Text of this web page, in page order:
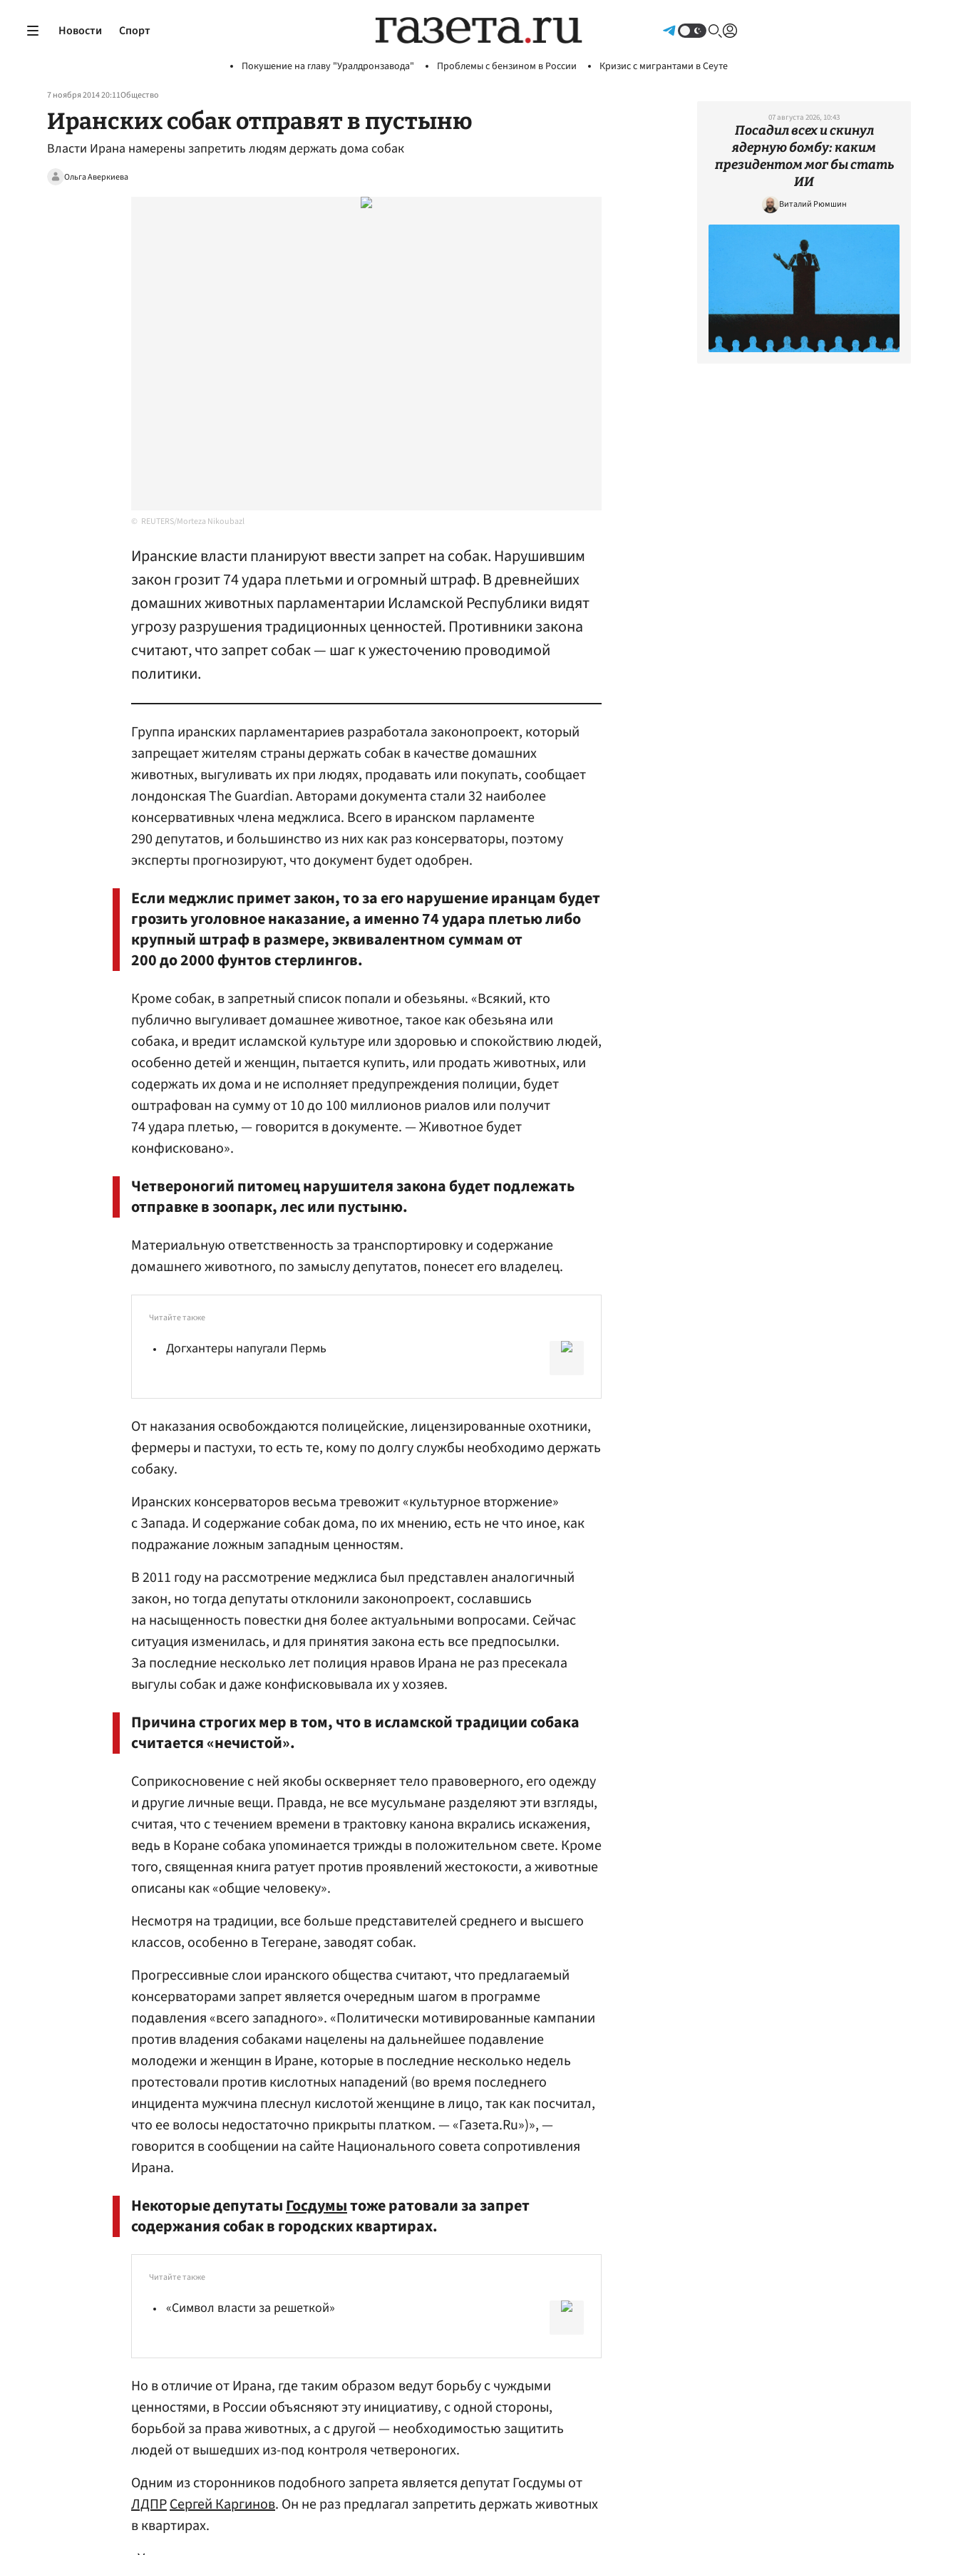
Новости Спорт
Покушение на главу "Уралдронзавода" Проблемы с бензином в России Кризис с мигрантами в Сеуте
7 ноября 2014 20:11Общество
Иранских собак отправят в пустыню
Власти Ирана намерены запретить людям держать дома собак
Ольга Аверкиева
REUTERS/Morteza Nikoubazl
Иранские власти планируют ввести запрет на собак. Нарушившим
закон грозит 74 удара плетьми и огромный штраф. В древнейших
домашних животных парламентарии Исламской Республики видят
угрозу разрушения традиционных ценностей. Противники закона
считают, что запрет собак — шаг к ужесточению проводимой
политики.
Группа иранских парламентариев разработала законопроект, который
запрещает жителям страны держать собак в качестве домашних
животных, выгуливать их при людях, продавать или покупать, сообщает
лондонская The Guardian. Авторами документа стали 32 наиболее
консервативных члена меджлиса. Всего в иранском парламенте
290 депутатов, и большинство из них как раз консерваторы, поэтому
эксперты прогнозируют, что документ будет одобрен.
Если меджлис примет закон, то за его нарушение иранцам будет
грозить уголовное наказание, а именно 74 удара плетью либо
крупный штраф в размере, эквивалентном суммам от
200 до 2000 фунтов стерлингов.
Кроме собак, в запретный список попали и обезьяны. «Всякий, кто
публично выгуливает домашнее животное, такое как обезьяна или
собака, и вредит исламской культуре или здоровью и спокойствию людей,
особенно детей и женщин, пытается купить, или продать животных, или
содержать их дома и не исполняет предупреждения полиции, будет
оштрафован на сумму от 10 до 100 миллионов риалов или получит
74 удара плетью, — говорится в документе. — Животное будет
конфисковано».
Четвероногий питомец нарушителя закона будет подлежать
отправке в зоопарк, лес или пустыню.
Материальную ответственность за транспортировку и содержание
домашнего животного, по замыслу депутатов, понесет его владелец.
Читайте также
Догхантеры напугали Пермь
От наказания освобождаются полицейские, лицензированные охотники,
фермеры и пастухи, то есть те, кому по долгу службы необходимо держать
собаку.
Иранских консерваторов весьма тревожит «культурное вторжение»
с Запада. И содержание собак дома, по их мнению, есть не что иное, как
подражание ложным западным ценностям.
В 2011 году на рассмотрение меджлиса был представлен аналогичный
закон, но тогда депутаты отклонили законопроект, сославшись
на насыщенность повестки дня более актуальными вопросами. Сейчас
ситуация изменилась, и для принятия закона есть все предпосылки.
За последние несколько лет полиция нравов Ирана не раз пресекала
выгулы собак и даже конфисковывала их у хозяев.
Причина строгих мер в том, что в исламской традиции собака
считается «нечистой».
Соприкосновение с ней якобы оскверняет тело правоверного, его одежду
и другие личные вещи. Правда, не все мусульмане разделяют эти взгляды,
считая, что с течением времени в трактовку канона вкрались искажения,
ведь в Коране собака упоминается трижды в положительном свете. Кроме
того, священная книга ратует против проявлений жестокости, а животные
описаны как «общие человеку».
Несмотря на традиции, все больше представителей среднего и высшего
классов, особенно в Тегеране, заводят собак.
Прогрессивные слои иранского общества считают, что предлагаемый
консерваторами запрет является очередным шагом в программе
подавления «всего западного». «Политически мотивированные кампании
против владения собаками нацелены на дальнейшее подавление
молодежи и женщин в Иране, которые в последние несколько недель
протестовали против кислотных нападений (во время последнего
инцидента мужчина плеснул кислотой женщине в лицо, так как посчитал,
что ее волосы недостаточно прикрыты платком. — «Газета.Ru»)», —
говорится в сообщении на сайте Национального совета сопротивления
Ирана.
Некоторые депутатыГосдумытоже ратовали за запрет
содержания собак в городских квартирах.
Читайте также
«Символ власти за решеткой»
Но в отличие от Ирана, где таким образом ведут борьбу с чуждыми
ценностями, в России объясняют эту инициативу, с одной стороны,
борьбой за права животных, а с другой — необходимостью защитить
людей от вышедших из-под контроля четвероногих.
Одним из сторонников подобного запрета является депутат Госдумы от
ЛДПРСергей Каргинов. Он не раз предлагал запретить держать животных
в квартирах.
07 августа 2026, 10:43
Посадил всех и скинул
ядерную бомбу: каким
президентом мог бы стать
ИИ
Виталий Рюмшин